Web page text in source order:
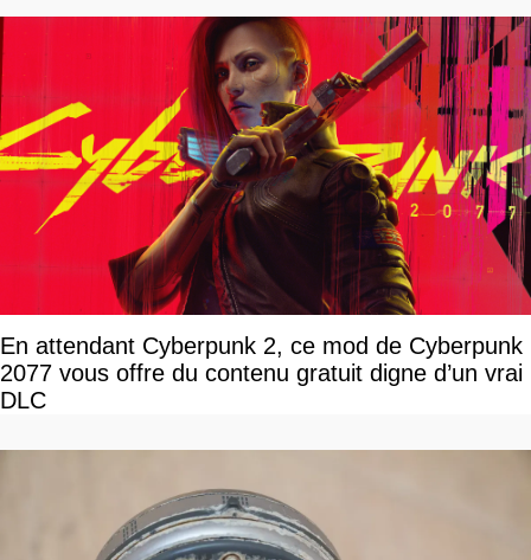
En attendant Cyberpunk 2, ce mod de Cyberpunk
2077 vous offre du contenu gratuit digne d’un vrai
DLC